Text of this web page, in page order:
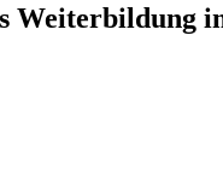
Weiterbildung